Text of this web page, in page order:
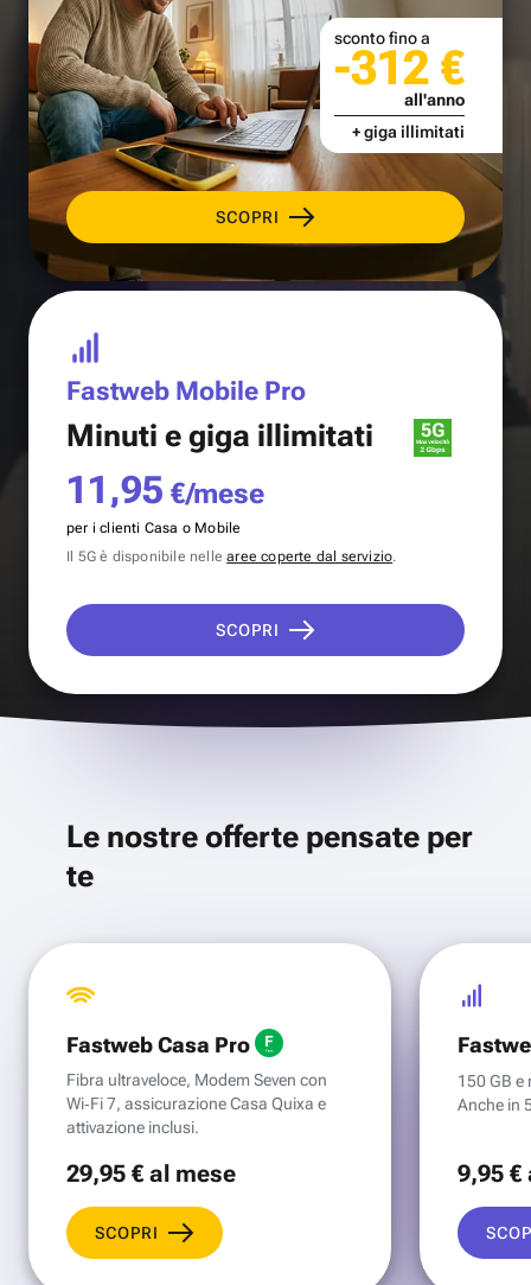
SCOPRI
sconto fino a
-312 €
all'anno
+ giga illimitati
Fastweb Mobile Pro
Minuti e giga illimitati
11,95 €/mese
per i clienti Casa o Mobile
Il 5G è disponibile nellearee coperte dal servizio.
SCOPRI
Le nostre offerte pensate per
te
Fastweb Casa Pro
Fibra ultraveloce, Modem Seven con
Wi‑Fi 7, assicurazione Casa Quixa e
attivazione inclusi.
29,95 €al mese
SCOPRI
150 GB e
Anche in
9,95 €